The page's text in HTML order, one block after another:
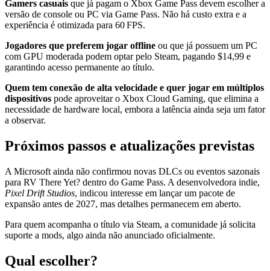
Gamers casuais que já pagam o Xbox Game Pass devem escolher a
versão de console ou PC via Game Pass. Não há custo extra e a
experiência é otimizada para 60 FPS.
Jogadores que preferem jogar offline ou que já possuem um PC
com GPU moderada podem optar pelo Steam, pagando $14,99 e
garantindo acesso permanente ao título.
Quem tem conexão de alta velocidade e quer jogar em múltiplos
dispositivos pode aproveitar o Xbox Cloud Gaming, que elimina a
necessidade de hardware local, embora a latência ainda seja um fator
a observar.
Próximos passos e atualizações previstas
A Microsoft ainda não confirmou novas DLCs ou eventos sazonais
para RV There Yet? dentro do Game Pass. A desenvolvedora indie,
Pixel Drift Studios, indicou interesse em lançar um pacote de
expansão antes de 2027, mas detalhes permanecem em aberto.
Para quem acompanha o título via Steam, a comunidade já solicita
suporte a mods, algo ainda não anunciado oficialmente.
Qual escolher?